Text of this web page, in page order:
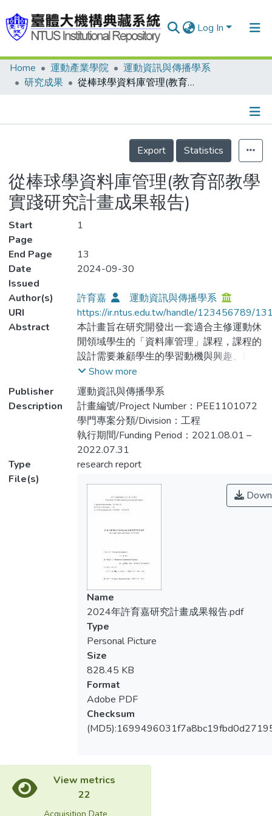
Log In
Communities & Collections
Statistics
Home 運動產業學院
運動資訊與傳播學系
研究成果
從棒球學資料庫管理(教育部教學實踐研究計畫成果報告)
Details
Export
Statistics
從棒球學資料庫管理(教育部教學
實踐研究計畫成果報告)
Start
Page
1
End Page
13
Date
Issued
2024-09-30
Author(s) 許育嘉
運動資訊與傳播學系
URI
https://ir.ntus.edu.tw/handle/123456789/
Abstract
本計畫旨在研究開發出一套適合主修運動休
閒領域學生的「資料庫管理」課程，課程的
設計需要兼顧學生的學習動機與興趣、符合
學生的知識技能與程度，並克服學生對於數
理和資訊科學的恐懼，建立學生學習的成就
感與自信，並達到一定程度的學習成效。
研究主題如下:
一、學習動機與興趣之提升
二、教材與學生知識領域及技能程度之符合
三、學習成就感與自信心之建立
四、學習成效之確保
五、發展特色課程
Show more
Publisher
運動資訊與傳播學系
Description
計畫編號/Project Number：PEE1101072
學門專案分類/Division：工程
執行期間/Funding Period：2021.08.01 –
2022.07.31
Type
research report
File(s)
Name
2024年許育嘉研究計畫成果報告.pdf
Type
Personal Picture
Size
828.45 KB
Format
Adobe PDF
Checksum
View metrics
22